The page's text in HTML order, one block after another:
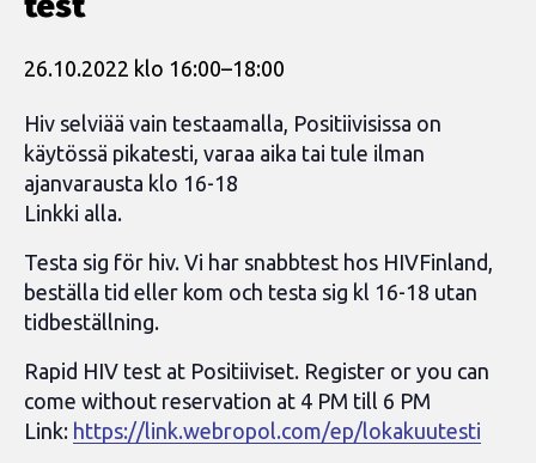
26.10.2022 klo 16:00–18:00
Hiv selviää vain testaamalla, Positiivisissa on
käytössä pikatesti, varaa aika tai tule ilman
ajanvarausta klo 16-18
Linkki alla.
Testa sig för hiv. Vi har snabbtest hos HIVFinland,
beställa tid eller kom och testa sig kl 16-18 utan
tidbeställning.
Rapid HIV test at Positiiviset. Register or you can
come without reservation at 4 PM till 6 PM
Link: https://link.webropol.com/ep/lokakuutesti